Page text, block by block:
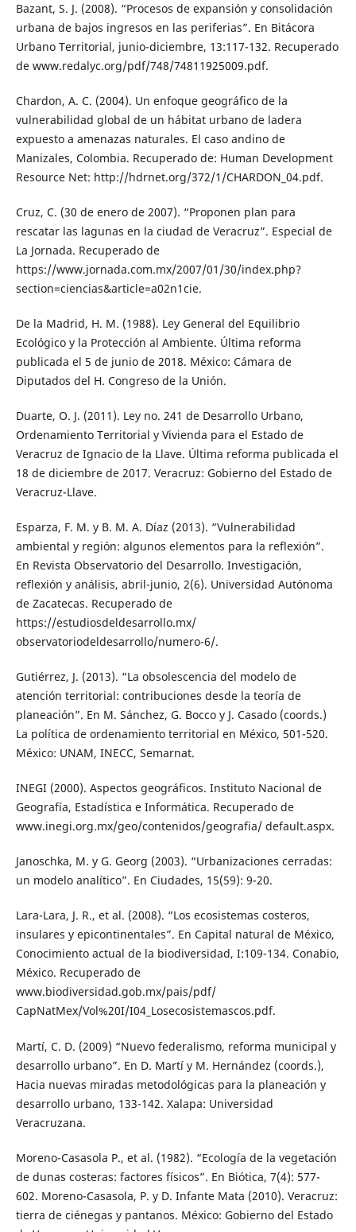
Bazant, S. J. (2008). “Procesos de expansión y consolidación
urbana de bajos ingresos en las periferias”. En Bitácora
Urbano Territorial, junio-diciembre, 13:117-132. Recuperado
de www.redalyc.org/pdf/748/74811925009.pdf.
Chardon, A. C. (2004). Un enfoque geográfico de la
vulnerabilidad global de un hábitat urbano de ladera
expuesto a amenazas naturales. El caso andino de
Manizales, Colombia. Recuperado de: Human Development
Resource Net: http://hdrnet.org/372/1/CHARDON_04.pdf.
Cruz, C. (30 de enero de 2007). “Proponen plan para
rescatar las lagunas en la ciudad de Veracruz”. Especial de
La Jornada. Recuperado de
https://www.jornada.com.mx/2007/01/30/index.php?
section=ciencias&article=a02n1cie.
De la Madrid, H. M. (1988). Ley General del Equilibrio
Ecológico y la Protección al Ambiente. Última reforma
publicada el 5 de junio de 2018. México: Cámara de
Diputados del H. Congreso de la Unión.
Duarte, O. J. (2011). Ley no. 241 de Desarrollo Urbano,
Ordenamiento Territorial y Vivienda para el Estado de
Veracruz de Ignacio de la Llave. Última reforma publicada el
18 de diciembre de 2017. Veracruz: Gobierno del Estado de
Veracruz-Llave.
Esparza, F. M. y B. M. A. Díaz (2013). “Vulnerabilidad
ambiental y región: algunos elementos para la reflexión”.
En Revista Observatorio del Desarrollo. Investigación,
reflexión y análisis, abril-junio, 2(6). Universidad Autónoma
de Zacatecas. Recuperado de
https://estudiosdeldesarrollo.mx/
observatoriodeldesarrollo/numero-6/.
Gutiérrez, J. (2013). “La obsolescencia del modelo de
atención territorial: contribuciones desde la teoría de
planeación”. En M. Sánchez, G. Bocco y J. Casado (coords.)
La política de ordenamiento territorial en México, 501-520.
México: UNAM, INECC, Semarnat.
INEGI (2000). Aspectos geográficos. Instituto Nacional de
Geografía, Estadística e Informática. Recuperado de
www.inegi.org.mx/geo/contenidos/geografia/ default.aspx.
Janoschka, M. y G. Georg (2003). “Urbanizaciones cerradas:
un modelo analítico”. En Ciudades, 15(59): 9-20.
Lara-Lara, J. R., et al. (2008). “Los ecosistemas costeros,
insulares y epicontinentales”. En Capital natural de México,
Conocimiento actual de la biodiversidad, I:109-134. Conabio,
México. Recuperado de
www.biodiversidad.gob.mx/pais/pdf/
CapNatMex/Vol%20I/I04_Losecosistemascos.pdf.
Martí, C. D. (2009) “Nuevo federalismo, reforma municipal y
desarrollo urbano”. En D. Martí y M. Hernández (coords.),
Hacia nuevas miradas metodológicas para la planeación y
desarrollo urbano, 133-142. Xalapa: Universidad
Veracruzana.
Moreno-Casasola P., et al. (1982). “Ecología de la vegetación
de dunas costeras: factores físicos”. En Biótica, 7(4): 577-
602. Moreno-Casasola, P. y D. Infante Mata (2010). Veracruz:
tierra de ciénegas y pantanos. México: Gobierno del Estado